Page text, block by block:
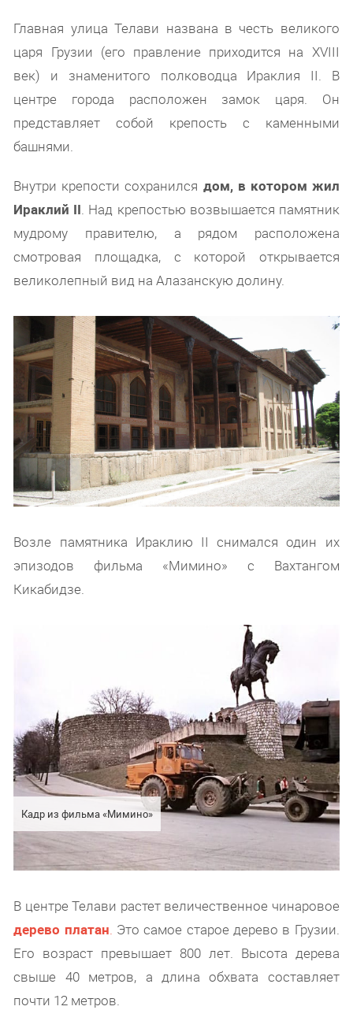
Главная улица Телави названа в честь великого
царя Грузии (его правление приходится на XVIII
век) и знаменитого полководца Ираклия II. В
центре города расположен замок царя. Он
представляет собой крепость с каменными
башнями.
Внутри крепости сохранился дом, в котором жил
Ираклий II. Над крепостью возвышается памятник
мудрому правителю, а рядом расположена
смотровая площадка, с которой открывается
великолепный вид на Алазанскую долину.
Возле памятника Ираклию II снимался один их
эпизодов фильма «Мимино» с Вахтангом
Кикабидзе.
Кадр из фильма «Мимино»
В центре Телави растет величественное чинаровое
дерево платан. Это самое старое дерево в Грузии.
Его возраст превышает 800 лет. Высота дерева
свыше 40 метров, а длина обхвата составляет
почти 12 метров.